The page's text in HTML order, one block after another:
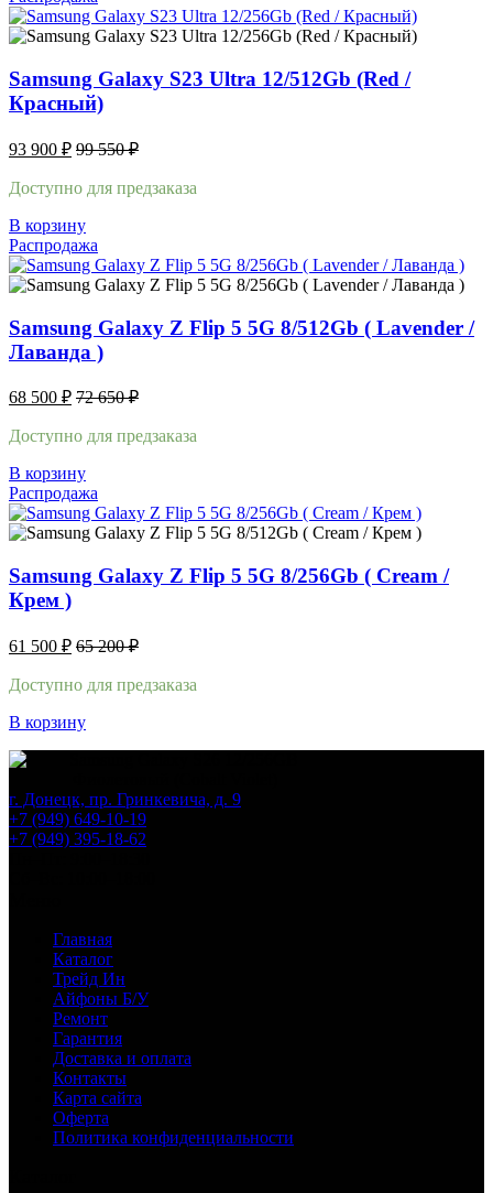
Samsung Galaxy S23 Ultra 12/512Gb (Red /
Красный)
93 900 ₽ 99 550₽
Доступно для предзаказа
В корзину
Распродажа
Samsung Galaxy Z Flip 5 5G 8/512Gb ( Lavender /
Лаванда )
68 500 ₽ 72 650₽
Доступно для предзаказа
В корзину
Распродажа
Samsung Galaxy Z Flip 5 5G 8/256Gb ( Cream /
Крем )
61 500 ₽ 65 200₽
Доступно для предзаказа
В корзину
г. Донецк, пр. Гринкевича, д. 9
+7 (949) 649-10-19
+7 (949) 395-18-62
Главная
Каталог
Трейд Ин
Айфоны Б/У
Ремонт
Гарантия
Доставка и оплата
Контакты
Карта сайта
Оферта
Политика конфиденциальности